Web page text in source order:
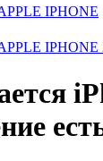
IPHONE
IPHONE